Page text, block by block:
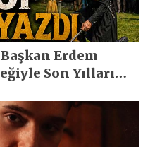
Erdem
Son Yılların